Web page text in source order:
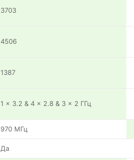
3703
4506
1387
1 x 3.2 & 4 x 2.8 & 3 x 2 ГГц
970 МГц
Да